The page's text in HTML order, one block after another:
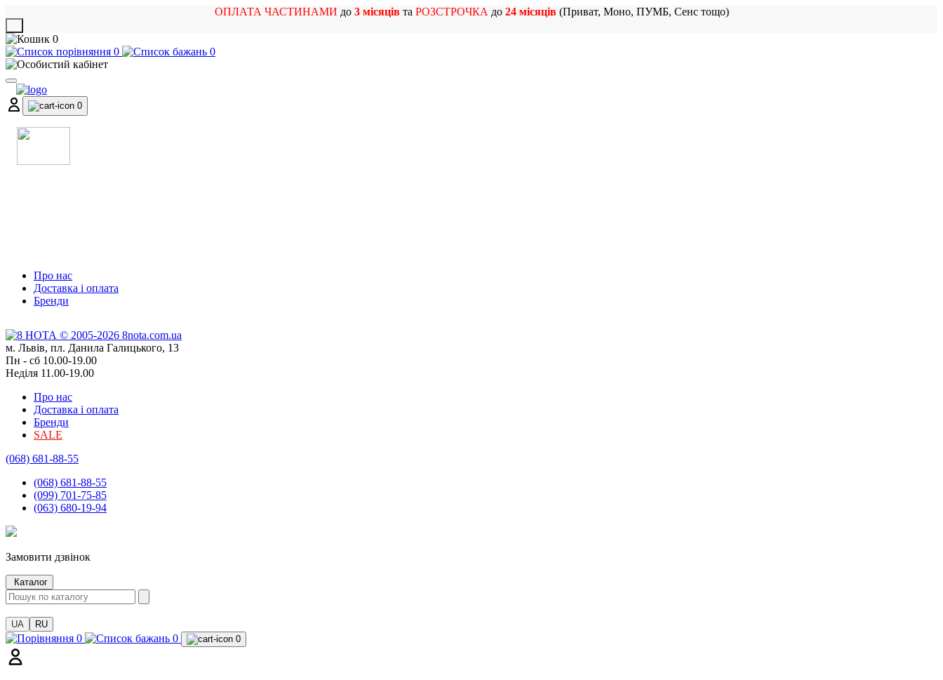
ОПЛАТА ЧАСТИНАМИ до 3 місяцівта РОЗСТРОЧКА до 24 місяців(Приват, Моно, ПУМБ, Сенс тощо)
0
0
0
0
Про нас
Доставка і оплата
Бренди
м. Львів, пл. Данила Галицького, 13
Пн - сб 10.00-19.00
Неділя 11.00-19.00
Про нас
Доставка і оплата
Бренди
SALE
(068) 681-88-55
(068) 681-88-55
(099) 701-75-85
(063) 680-19-94
Замовити дзвінок
Каталог
UA RU
0 0 0